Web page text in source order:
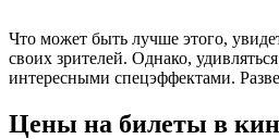
Что может быть лучше этого,
своих зрителей. Однако,
интересными спецэффектами.
Цены на билеты в